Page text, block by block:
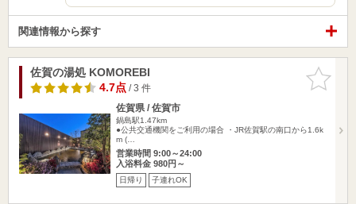
関連情報から探す
お気に入
りに追加
佐賀の湯処 KOMOREBI
4.7点/ 3 件
佐賀県 / 佐賀市
鍋島駅1.47km
●公共交通機関をご利用の場合 ・JR佐賀駅の南口から1.6k
m (…
営業時間 9:00～24:00
入浴料金 980円～
日帰り 子連れOK